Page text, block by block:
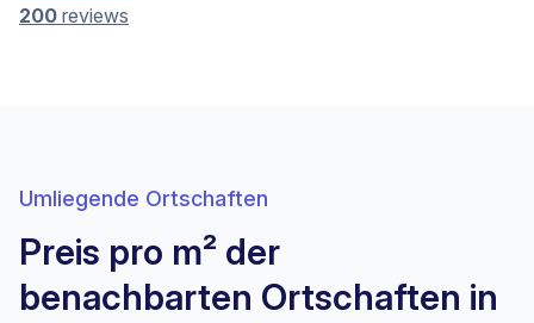
200 reviews
Umliegende Ortschaften
Preis pro m² der
benachbarten Ortschaften in